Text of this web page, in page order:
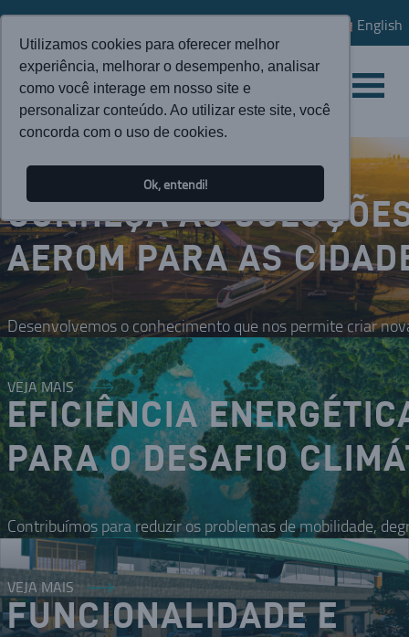
Utilizamos cookies para oferecer melhor
experiência, melhorar o desempenho, analisar
como você interage em nosso site e
personalizar conteúdo. Ao utilizar este site, você
concorda com o uso de cookies.
Ok, entendi!
English
CONHEÇA AS
AEROM PARA AS
Desenvolvemos o conhecimento que nos permite criar
VEJA MAIS
EFICIÊNCIA
PARA O DESAFIO
Contribuímos para reduzir os problemas de mobilidade,
VEJA MAIS
FUNCIONALIDADE E